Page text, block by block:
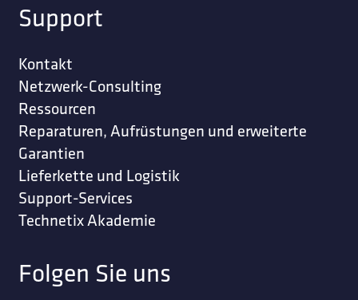
Support
Kontakt
Netzwerk-Consulting
Ressourcen
Reparaturen, Aufrüstungen und erweiterte
Garantien
Lieferkette und Logistik
Support-Services
Technetix Akademie
Folgen Sie uns